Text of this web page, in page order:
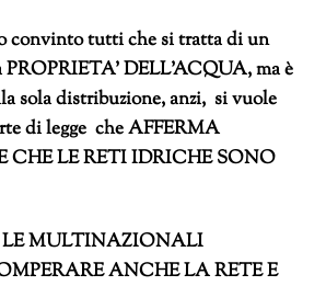
convinto tutti che si tratta di un
DELL’ACQUA, ma è
sola distribuzione, anzi, si vuole
di legge che AFFERMA
LE RETI IDRICHE SONO
LE MULTINAZIONALI
ANCHE LA RETE E